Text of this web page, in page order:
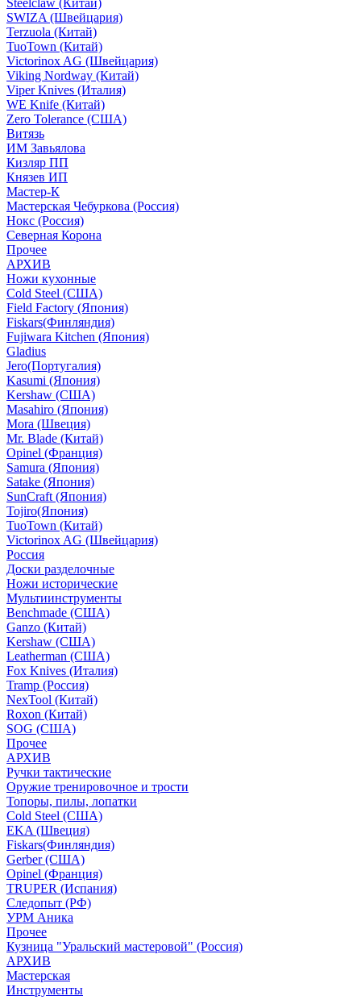
Steelclaw (Китай)
SWIZA (Швейцария)
Terzuola (Китай)
TuoTown (Китай)
Victorinox AG (Швейцария)
Viking Nordway (Китай)
Viper Knives (Италия)
WE Knife (Китай)
Zero Tolerance (США)
Витязь
ИМ Завьялова
Кизляр ПП
Князев ИП
Мастер-К
Мастерская Чебуркова (Россия)
Нокс (Россия)
Северная Корона
Прочее
АРХИВ
Ножи кухонные
Cold Steel (США)
Field Factory (Япония)
Fiskars(Финляндия)
Fujiwara Kitchen (Япония)
Gladius
Jero(Португалия)
Kasumi (Япония)
Kershaw (США)
Masahiro (Япония)
Mora (Швеция)
Mr. Blade (Китай)
Opinel (Франция)
Samura (Япония)
Satake (Япония)
SunCraft (Япония)
Tojiro(Япония)
TuoTown (Китай)
Victorinox AG (Швейцария)
Россия
Доски разделочные
Ножи исторические
Мультиинструменты
Benchmade (США)
Ganzo (Китай)
Kershaw (США)
Leatherman (США)
Fox Knives (Италия)
Tramp (Россия)
NexTool (Китай)
Roxon (Китай)
SOG (США)
Прочее
АРХИВ
Ручки тактические
Оружие тренировочное и трости
Топоры, пилы, лопатки
Cold Steel (США)
EKA (Швеция)
Fiskars(Финляндия)
Gerber (США)
Opinel (Франция)
TRUPER (Испания)
Следопыт (РФ)
УРМ Аника
Прочее
Кузница "Уральский мастеровой" (Россия)
АРХИВ
Мастерская
Инструменты